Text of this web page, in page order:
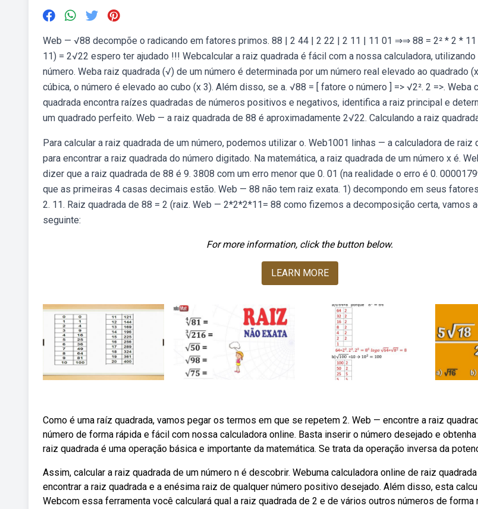
Web — √88 decompõe o radicando em fatores primos. 88 | 2 44 | 2 22 | 2 11 | 11 01 ⇒⇒ 88 = 2² * 2 *
11) = 2√22 espero ter ajudado !!! Webcalcular a raiz quadrada é fácil com a nossa calculadora,
número. Weba raiz quadrada (√) de um número é determinada por um número real elevado ao quadrado
cúbica, o número é elevado ao cubo (x 3). Além disso, se a. √88 = [ fatore o número ] => √2². 2 =>. Weba
quadrada encontra raízes quadradas de números positivos e negativos, identifica a raiz principal e
um quadrado perfeito. Web — a raiz quadrada de 88 é aproximadamente 2√22. Calculando a raiz
Para calcular a raiz quadrada de um número, podemos utilizar o. Web1001 linhas — a calculadora de raiz
para encontrar a raiz quadrada do número digitado. Na matemática, a raiz quadrada de um número x é.
dizer que a raiz quadrada de 88 é 9. 3808 com um erro menor que 0. 01 (na realidade o erro é 0.
que as primeiras 4 casas decimais estão. Web — 88 não tem raiz exata. 1) decompondo em seus
2. 11. Raiz quadrada de 88 = 2 (raiz. Web — 2*2*2*11= 88 como fizemos a decomposição certa, vamos
seguinte:
For more information, click the button below.
LEARN MORE
Como é uma raíz quadrada, vamos pegar os termos em que se repetem 2. Web — encontre a raiz
número de forma rápida e fácil com nossa calculadora online. Basta inserir o número desejado e
raiz quadrada é uma operação básica e importante da matemática. Se trata da operação inversa da
Assim, calcular a raiz quadrada de um número n é descobrir. Webuma calculadora online de raiz
encontrar a raiz quadrada e a enésima raiz de qualquer número positivo desejado. Além disso, esta
Webcom essa ferramenta você calculará qual a raiz quadrada de 2 e de vários outros números de forma